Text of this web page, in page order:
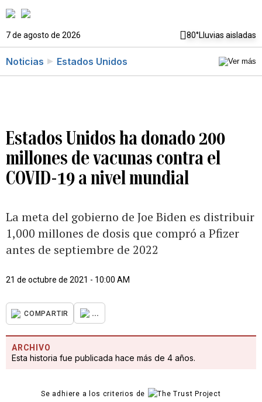
7 de agosto de 2026 80°Lluvias aisladas
Noticias Estados Unidos
Estados Unidos ha donado 200
millones de vacunas contra el
COVID-19 a nivel mundial
La meta del gobierno de Joe Biden es distribuir
1,000 millones de dosis que compró a Pfizer
antes de septiembre de 2022
21 de octubre de 2021 - 10:00 AM
COMPARTIR ...
ARCHIVO
Esta historia fue publicada hace más de 4 años.
Se adhiere a los criterios de